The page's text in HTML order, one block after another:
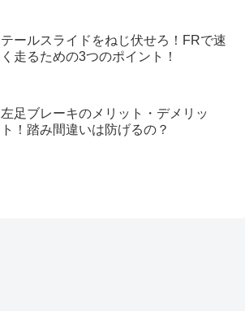
テールスライドをねじ伏せろ！FRで速
く走るための3つのポイント！
左足ブレーキのメリット・デメリッ
ト！踏み間違いは防げるの？